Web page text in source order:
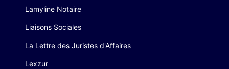
Lamyline Notaire
Liaisons Sociales
La Lettre des Juristes d'Affaires
Lexzur